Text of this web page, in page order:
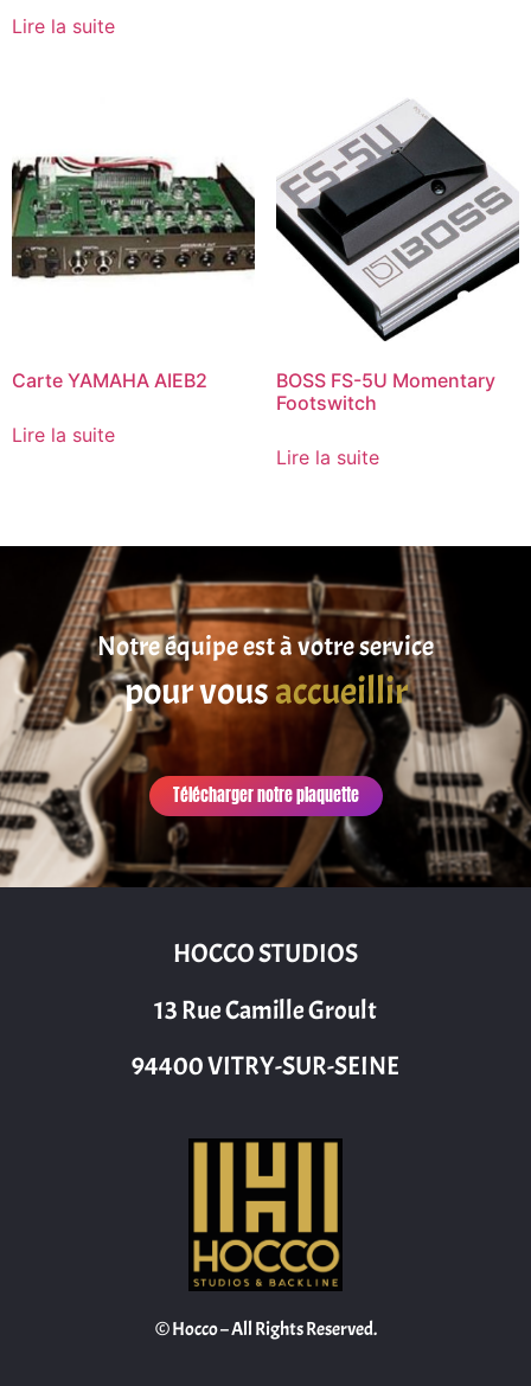
Lire la suite
Carte YAMAHA AIEB2
Lire la suite
BOSS FS-5U Momentary
Footswitch
Lire la suite
Notre équipe est à votre service
pour vousaccueillir
Télécharger notre plaquette
HOCCO STUDIOS
13 Rue Camille Groult
94400 VITRY-SUR-SEINE
© Hocco – All Rights Reserved.